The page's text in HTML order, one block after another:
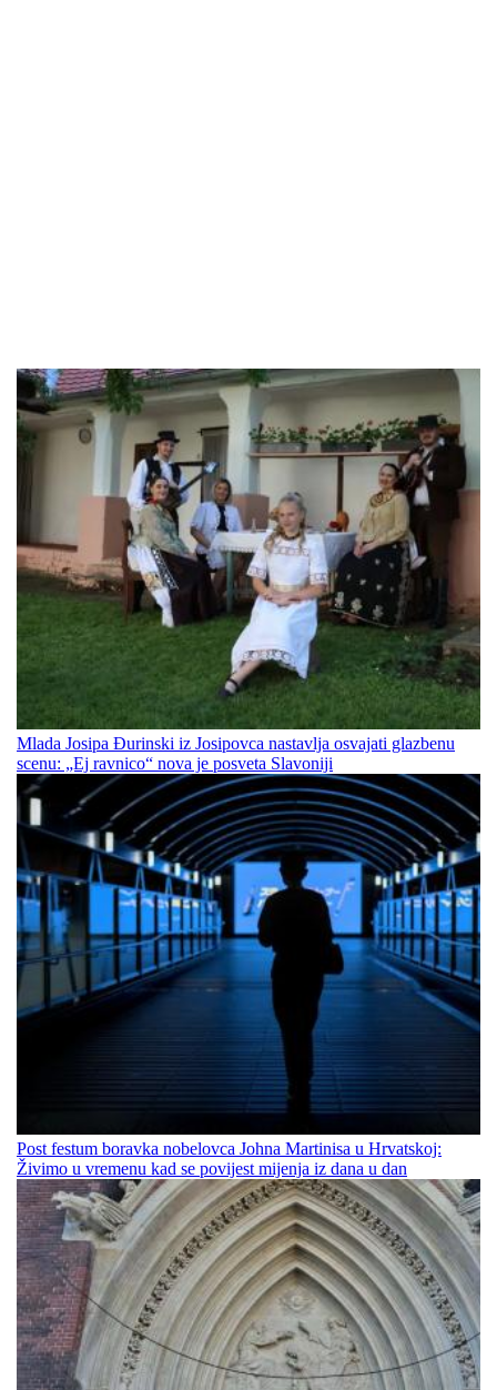
Mlada Josipa Đurinski iz Josipovca nastavlja osvajati glazbenu
scenu: „Ej ravnico“ nova je posveta Slavoniji
Post festum boravka nobelovca Johna Martinisa u Hrvatskoj:
Živimo u vremenu kad se povijest mijenja iz dana u dan